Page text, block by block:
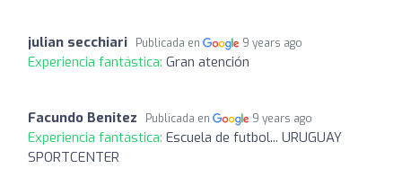
julian secchiari Publicada en 9 years ago
Experiencia fantástica: Gran atención
Facundo Benitez Publicada en 9 years ago
Experiencia fantástica: Escuela de futbol... URUGUAY
SPORTCENTER